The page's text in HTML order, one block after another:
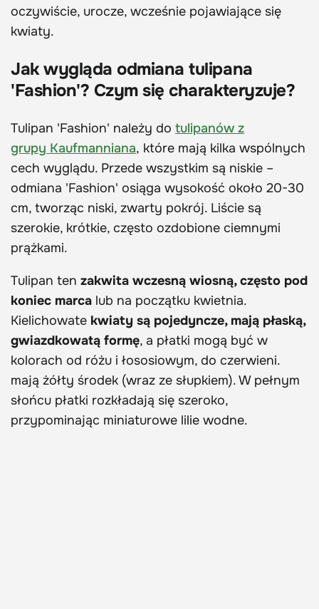
oczywiście, urocze, wcześnie pojawiające się
kwiaty.
Jak wygląda odmiana tulipana
'Fashion'? Czym się charakteryzuje?
Tulipan 'Fashion' należy do tulipanów z
grupy Kaufmanniana, które mają kilka wspólnych
cech wyglądu. Przede wszystkim są niskie –
odmiana 'Fashion' osiąga wysokość około 20-30
cm, tworząc niski, zwarty pokrój. Liście są
szerokie, krótkie, często ozdobione ciemnymi
prążkami.
Tulipan ten zakwita wczesną wiosną, często pod
koniec marca lub na początku kwietnia.
Kielichowate kwiaty są pojedyncze, mają płaską,
gwiazdkowatą formę, a płatki mogą być w
kolorach od różu i łososiowym, do czerwieni.
mają żółty środek (wraz ze słupkiem). W pełnym
słońcu płatki rozkładają się szeroko,
przypominając miniaturowe lilie wodne.